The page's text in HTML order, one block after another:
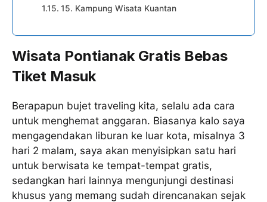
15. Kampung Wisata Kuantan
Wisata Pontianak Gratis Bebas
Tiket Masuk
Berapapun bujet traveling kita, selalu ada cara
untuk menghemat anggaran. Biasanya kalo saya
mengagendakan liburan ke luar kota, misalnya 3
hari 2 malam, saya akan menyisipkan satu hari
untuk berwisata ke tempat-tempat gratis,
sedangkan hari lainnya mengunjungi destinasi
khusus yang memang sudah direncanakan sejak